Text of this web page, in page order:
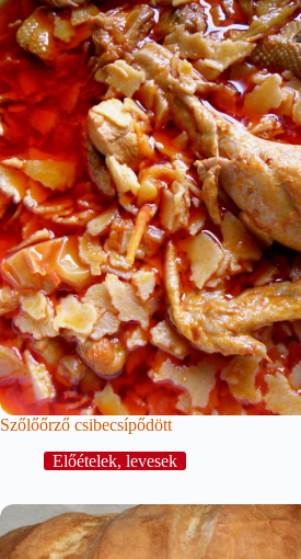
Szőlőőrző csibecsípődött
Előételek, levesek